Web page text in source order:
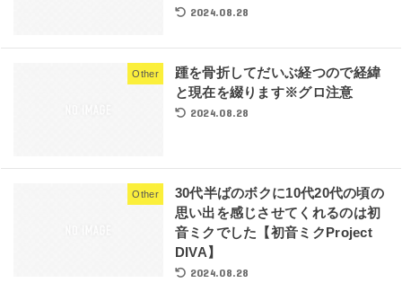
2024.08.28
Other
踵を骨折してだいぶ経つので経緯
と現在を綴ります※グロ注意
2024.08.28
Other
30代半ばのボクに10代20代の頃の
思い出を感じさせてくれるのは初
音ミクでした【初音ミクProject
DIVA】
2024.08.28